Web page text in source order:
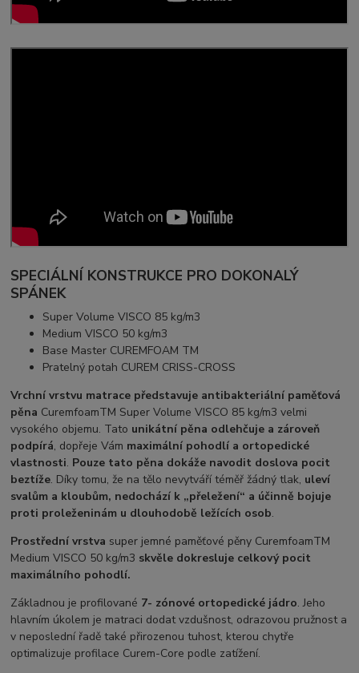
SPECIÁLNÍ KONSTRUKCE PRO DOKONALÝ
SPÁNEK
Super Volume VISCO 85 kg/m3
Medium VISCO 50 kg/m3
Base Master CUREMFOAM TM
Pratelný potah CUREM CRISS-CROSS
Vrchní vrstvu matrace představuje antibakteriální paměťová
pěna CuremfoamTM Super Volume VISCO 85 kg/m3 velmi
vysokého objemu. Tato unikátní pěna odlehčuje a zároveň
podpírá, dopřeje Vám maximální pohodlí a ortopedické
vlastnosti. Pouze tato pěna dokáže navodit doslova pocit
beztíže. Díky tomu, že na tělo nevytváří téměř žádný tlak, uleví
svalům a kloubům, nedochází k „přeležení“ a účinně bojuje
proti proleženinám u dlouhodobě ležících osob.
Prostřední vrstva super jemné paměťové pěny CuremfoamTM
Medium VISCO 50 kg/m3 skvěle dokresluje celkový pocit
maximálního pohodlí.
Základnou je profilované 7- zónové ortopedické jádro. Jeho
hlavním úkolem je matraci dodat vzdušnost, odrazovou pružnost a
v neposlední řadě také přirozenou tuhost, kterou chytře
optimalizuje profilace Curem-Core podle zatížení.